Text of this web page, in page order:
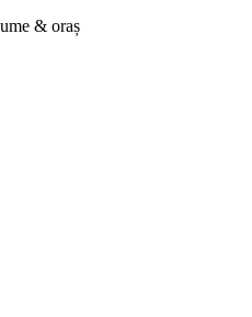
& oraș